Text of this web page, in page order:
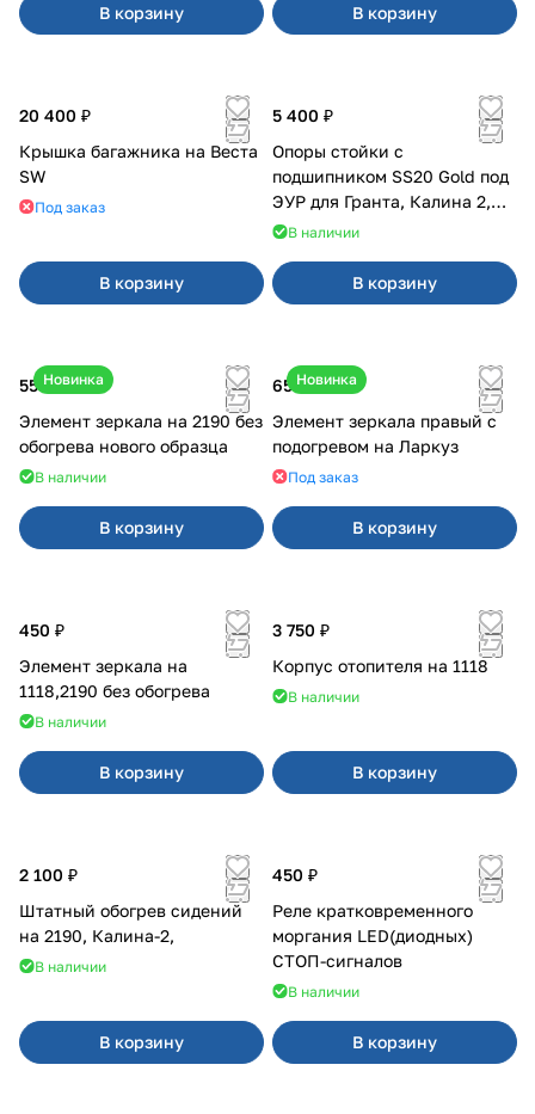
В корзину В корзину
20 400 ₽
Крышка багажника на Веста
SW
Под заказ
В корзину
5 400 ₽
Опоры стойки с
подшипником SS20 Gold под
ЭУР для Гранта, Калина 2,
Datsun
В наличии
В корзину
Новинка
550 ₽
Элемент зеркала на 2190 без
обогрева нового образца
В наличии
В корзину
Новинка
650 ₽
Элемент зеркала правый с
подогревом на Ларкуз
Под заказ
В корзину
450 ₽
Элемент зеркала на
1118,2190 без обогрева
В наличии
В корзину
3 750 ₽
Корпус отопителя на 1118
В наличии
В корзину
2 100 ₽
Штатный обогрев сидений
на 2190, Калина-2,
В наличии
В корзину
450 ₽
Реле кратковременного
моргания LED(диодных)
СТОП-сигналов
В наличии
В корзину